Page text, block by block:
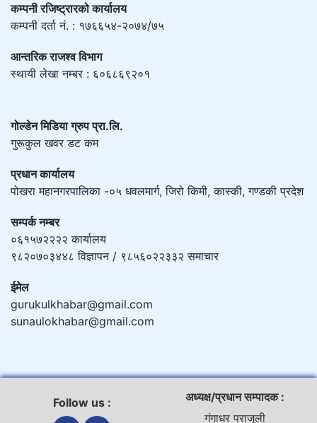
कम्पनी रजिष्ट्रारको कार्यालय
कम्पनी दर्ता नं. : १७६६५४-२०७४/७५
आन्तरिक राजश्व विभाग
स्थायी लेखा नम्बर : ६०६८६९२०१
गोल्डेन मिडिया ग्रुप प्रा.लि.
गुरूकुल खवर डट कम
प्रधान कार्यालय
पोखरा महानगरपालिका -०५ धवलमार्ग, जिरो किमी, कास्की, गण्डकी प्रदेश
सम्पर्क नम्बर
०६१५७२२२२ कार्यालय
९८२०७०३४४८ विज्ञापन / ९८५६०२२३३२ समाचार
ईमेल
gurukulkhabar@gmail.com
sunaulokhabar@gmail.com
Follow us :
अध्यक्ष/प्रधान सम्पादक :
गंगाधर पराजुली